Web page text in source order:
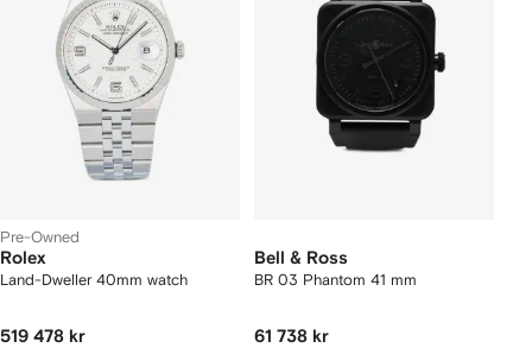
Pre-Owned
Rolex
Land-Dweller 40mm watch
519 478 kr
Bell & Ross
BR 03 Phantom 41 mm
61 738 kr